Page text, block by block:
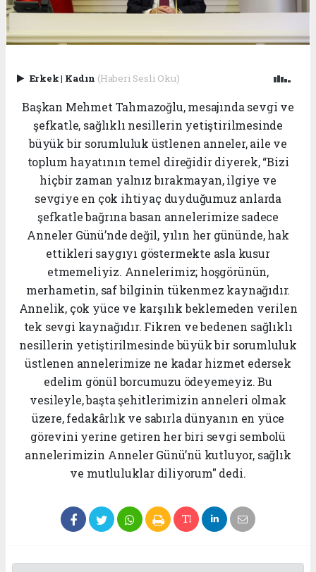
Erkek| Kadın (Haberi Sesli Oku)
Başkan Mehmet Tahmazoğlu, mesajında sevgi ve
şefkatle, sağlıklı nesillerin yetiştirilmesinde
büyük bir sorumluluk üstlenen anneler, aile ve
toplum hayatının temel direğidir diyerek, “Bizi
hiçbir zaman yalnız bırakmayan, ilgiye ve
sevgiye en çok ihtiyaç duyduğumuz anlarda
şefkatle bağrına basan annelerimize sadece
Anneler Günü’nde değil, yılın her gününde, hak
ettikleri saygıyı göstermekte asla kusur
etmemeliyiz. Annelerimiz; hoşgörünün,
merhametin, saf bilginin tükenmez kaynağıdır.
Annelik, çok yüce ve karşılık beklemeden verilen
tek sevgi kaynağıdır. Fikren ve bedenen sağlıklı
nesillerin yetiştirilmesinde büyük bir sorumluluk
üstlenen annelerimize ne kadar hizmet edersek
edelim gönül borcumuzu ödeyemeyiz. Bu
vesileyle, başta şehitlerimizin anneleri olmak
üzere, fedakârlık ve sabırla dünyanın en yüce
görevini yerine getiren her biri sevgi sembolü
annelerimizin Anneler Günü’nü kutluyor, sağlık
ve mutluluklar diliyorum" dedi.